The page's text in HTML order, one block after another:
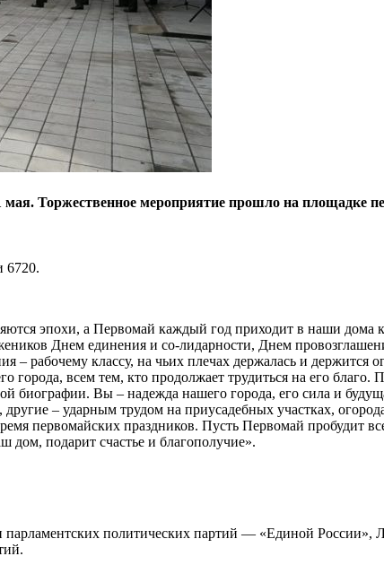
Торжественное мероприятие прошло на площадке
6720.
эпохи, а Первомай каждый год приходит в наши дома
Днем единения и со-лидарности, Днем
рабочему классу, на чьих плечах держалась и держится
всем тем, кто продолжает трудиться на его благо.
биографии. Вы – надежда нашего города, его сила и
– ударным трудом на приусадебных участках,
первомайских праздников. Пусть Первомай пробудит
дом, подарит счастье и благополучие».
парламентских политических партий — «Единой